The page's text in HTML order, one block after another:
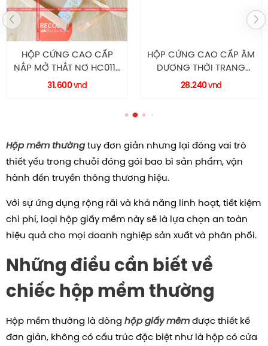
HỘP CỨNG CAO CẤP
NẮP MỞ THẮT NƠ HC0117
RECOLOR
31.600vnd
HỘP CỨNG CAO CẤP ÂM
DƯƠNG THỜI TRANG
HC0142 RECOLOR
28.240vnd
Hộp mềm thườngtuy đơn giản nhưng lại đóng vai trò
thiết yếu trong chuỗi đóng gói bao bì sản phẩm, vận
hành đến truyền thông thương hiệu.
Với sự ứng dụng rộng rãi và khả năng linh hoạt, tiết kiệm
chi phí, loại hộp giấy mềm này sẽ là lựa chọn an toàn
hiệu quả cho mọi doanh nghiệp sản xuất và phân phối.
Những điều cần biết về
chiếc hộp mềm thường
Hộp mềm thường là dòng hộp giấy mềmđược thiết kế
đơn giản, không có cấu trúc đặc biệt như là hộp có cửa